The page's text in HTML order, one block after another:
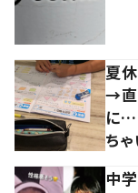
夏
→直
に…
ち
中